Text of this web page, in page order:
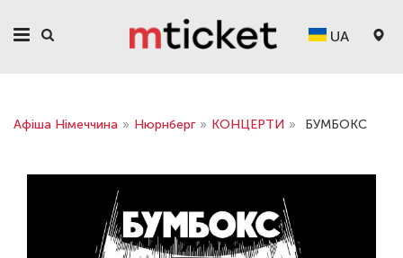
UA
Афіша Німеччина » Нюрнберг » КОНЦЕРТИ » БУМБОКС